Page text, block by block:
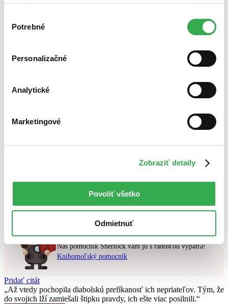
nám pomohlo, keby sme mohli používať všetky tieto
súhlasu
Potrebné
Personalizačné
Analytické
Marketingové
Zobraziť detaily
Povoliť všetko
Odmietnuť
vypredaných kníh
Od prvej časti
Novinky
Najdrahšie
V českom jazykučítané - mierne opotrebované
vyhovujúci zadaným podmienkam.
Chcete poradiť knihu?
Náš pomocník Sherlock vám ju s radosťou vypátra!
Knihomoľský pomocník
Pridať citát
Až vtedy pochopila diabolskú prefíkanosť ich nepriateľov. Tým, že
do svojich lží zamiešali štipku pravdy, ich ešte viac posilnili.